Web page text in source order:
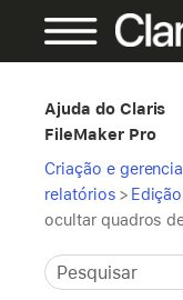
Ajuda do Claris
FileMaker Pro
Criação e
relatórios >
ocultar quadros